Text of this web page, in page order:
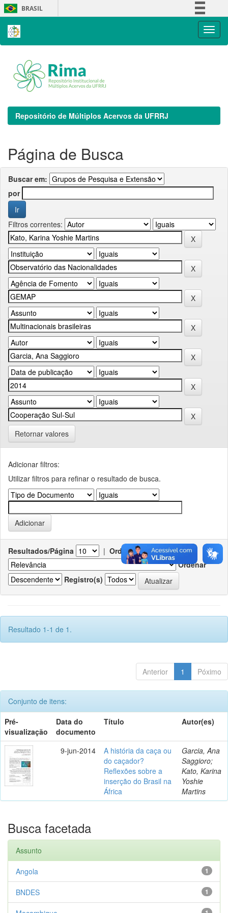
Skip
navigation
BRASIL
Repositório de Múltiplos Acervos da UFRRJ
Página de Busca
Buscar em:
por
Filtros correntes:
Retornar valores
Adicionar filtros:
Utilizar filtros para refinar o resultado de busca.
Resultados/Página | Ordenar registros por
Ordenar
Registro(s)
Resultado 1-1 de 1.
Anterior 1 Póximo
Conjunto de itens:
Pré-
visualização
Data do
documento
Título Autor(es)
9-jun-2014
A história da caça ou
do caçador?
Reflexões sobre a
inserção do Brasil na
África
Garcia, Ana
Saggioro;
Kato, Karina
Yoshie
Martins
Busca facetada
Assunto
1
Angola
1
BNDES